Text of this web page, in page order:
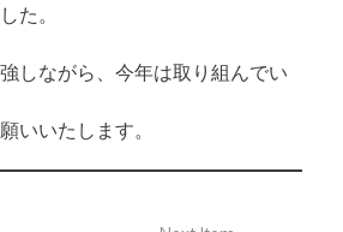
た。
しながら、今年は取り組んでい
いいたします。